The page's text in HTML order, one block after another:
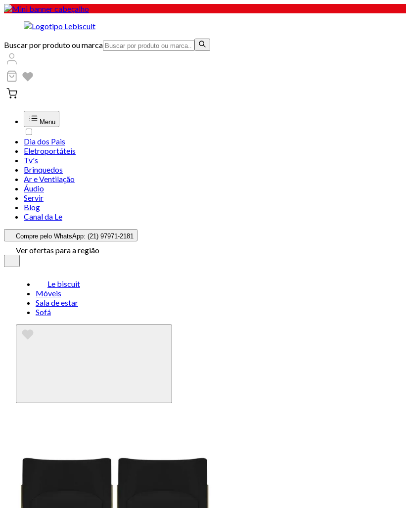
Buscar por produto ou marca
Menu
Dia dos Pais
Eletroportáteis
Tv's
Brinquedos
Ar e Ventilação
Áudio
Servir
Blog
Canal da Le
Compre pelo WhatsApp: (21) 97971-2181
Ver ofertas para a região
Le biscuit
Móveis
Sala de estar
Sofá